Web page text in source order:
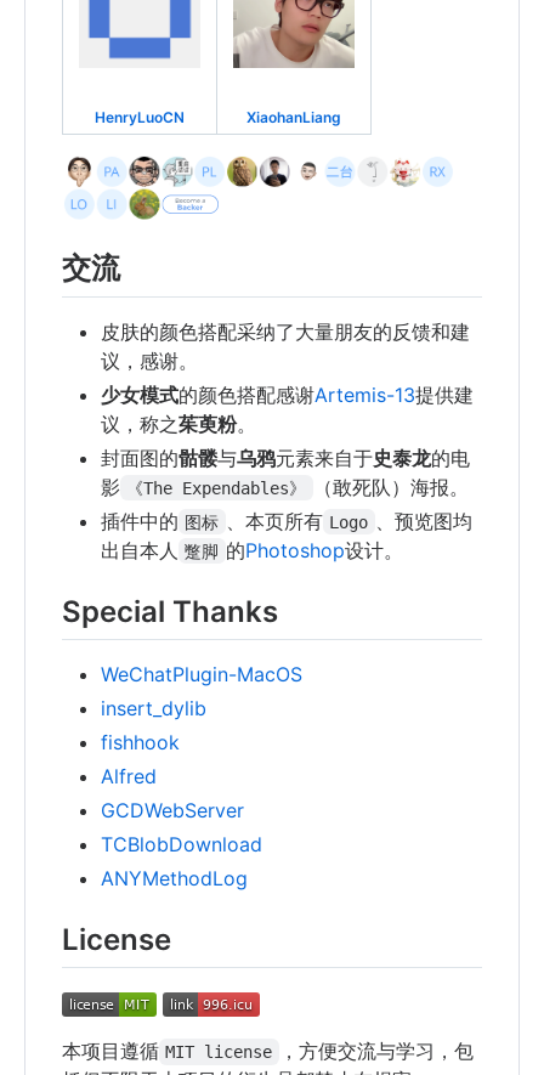
HenryLuoCN XiaohanLiang
交流
皮肤的颜色搭配采纳了大量朋友的反馈和建
议，感谢。
少女模式的颜色搭配感谢Artemis-13提供建
议，称之茱萸粉。
封面图的骷髅与乌鸦元素来自于史泰龙的电
影
《The Expendables》
（敢死队）海报。
插件中的 图标 、本页所有 Logo
、预览图均
出自本人 蹩脚 的Photoshop设计。
Special Thanks
WeChatPlugin-MacOS
insert_dylib
fishhook
Alfred
GCDWebServer
TCBlobDownload
ANYMethodLog
License
本项目遵循 MIT license
，方便交流与学习，包